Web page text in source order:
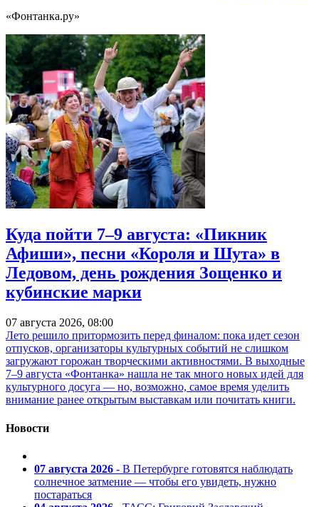
«Фонтанка.ру»
Куда пойти 7–9 августа: «Пикник
Афиши», песни «Короля и Шута» в
Ледовом, день рождения Зощенко и
кубинские марки
07 августа 2026, 08:00
Лето решило притормозить перед финалом: пока идет сезон
отпусков, организаторы культурных событий не слишком
загружают горожан творческими активностями. В выходные
7–9 августа «Фонтанка» нашла не так много новых идей для
культурного досуга — но, возможно, самое время уделить
внимание ранее открытым выставкам или почитать книги.
Новости
07 августа 2026 - В Петербурге готовятся наблюдать
солнечное затмение — чтобы его увидеть, нужно
постараться